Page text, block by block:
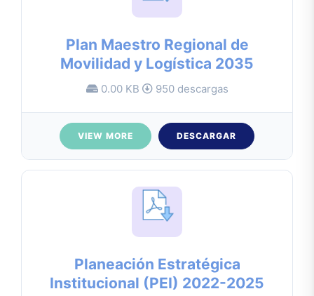
Plan Maestro Regional de
Movilidad y Logística 2035
0.00 KB 950 descargas
VIEW MORE DESCARGAR
Planeación Estratégica
Institucional (PEI) 2022-2025